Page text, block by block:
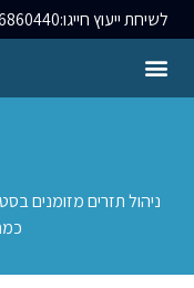
לשיחת ייעוץ חייגו: